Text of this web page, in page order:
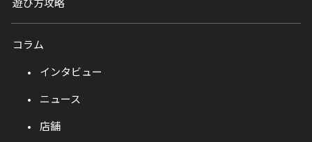
コラム
インタビュー
ニュース
店舗